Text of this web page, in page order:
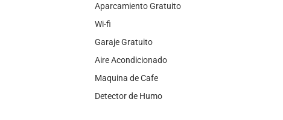
Aparcamiento Gratuito
Wi-fi
Garaje Gratuito
Aire Acondicionado
Maquina de Cafe
Detector de Humo